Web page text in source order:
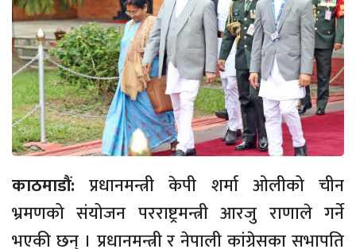
काठमाडौं:प्रधानमन्त्री केपी शर्मा ओलीको चीन
भ्रमणको संयोजन परराष्ट्रमन्त्री आरजु राणाले गर्ने
भएकी छन् । प्रधानमन्त्री र नेपाली कांग्रेसका सभापति